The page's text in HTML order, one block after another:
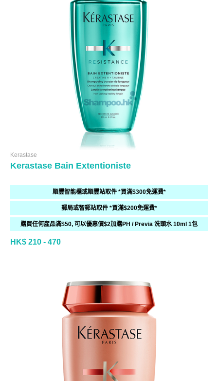
Kerastase
Kerastase Bain Extentioniste
順豐智能櫃或順豐站取件 *買滿$300免運費*
郵局或智郵站取件 *買滿$200免運費*
購買任何產品滿$50, 可以優惠價$2加購PH / Previa 洗頭水 10ml 1包
HK$ 210 - 470